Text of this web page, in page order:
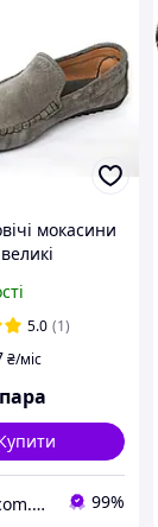
мокасини
Rosso
Alberto
5.0 (1)
₴/міс
Badden.com.ua інтернет магазин чоловічого та жіночого взуття великих розмірів 99%